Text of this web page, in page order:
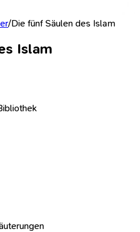
/Die fünf Säulen des Islam
Islam